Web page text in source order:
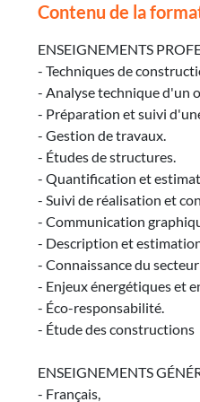
Contenu de la
ENSEIGNEMENTS
- Techniques de
- Analyse technique d'un
- Préparation et suivi
- Gestion de travaux.
- Études de structures.
- Quantification et
- Suivi de réalisation et
- Communication
- Description et
- Connaissance du
- Enjeux énergétiques et
- Éco-responsabilité.
- Étude des constructions
ENSEIGNEMENTS
- Français,